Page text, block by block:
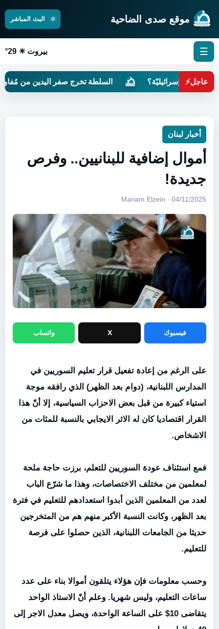
موقع صدى الضاحية البث المباشر
☰ بيروت ☀ 29°
عاجل⚡
إسرائيليّة؟ السلطة تخرج صفر اليدين من مُفاوضات
أخبار لبنان
أموال إضافية للبنانيين.. وفرص
جديدة!
04/11/2025 · Mariam Elzein
فيسبوك X واتساب
على الرغم من إعادة تفعيل قرار تعليم السوريين في
المدارس اللبنانية، (دوام بعد الظهر) الذي رافقه موجة
استياء كبيرة من قبل بعض الاحزاب السياسية، إلا أنّ هذا
القرار اقتصاديا كان له الاثر الايجابي بالنسبة للمئات من
الاشخاص.
فمع استئناف عودة السوريين للتعلم، برزت حاجة ملحة
لمعلمين من مختلف الاختصاصات، وهذا ما شرّع الباب
لعدد من المعلمين الذين أبدوا استعدادهم للتعليم في فترة
بعد الظهر، وكانت النسبة الأكبر منهم هم من المتخرجين
حديثا من الجامعات اللبنانية، الذين حصلوا على فرصة
للتعليم.
وحسب معلومات فإن هؤلاء يتلقون أموالا بناء على عدد
ساعات التعليم، وليس شهريا. وعلم أنّ الاستاذ الواحد
يتقاضى 10$ على الساعة الواحدة، ويصل معدل الاجر إلى